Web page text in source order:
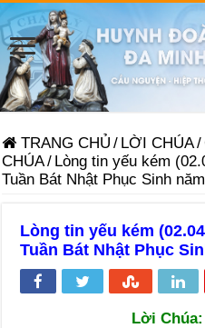
TRANG CHỦ / LỜI CHÚA/
CHÚA/ Lòng tin yếu kém
Tuần Bát Nhật Phục Sinh
Lòng tin yếu kém
Tuần Bát Nhật Phục
Lời Chúa: